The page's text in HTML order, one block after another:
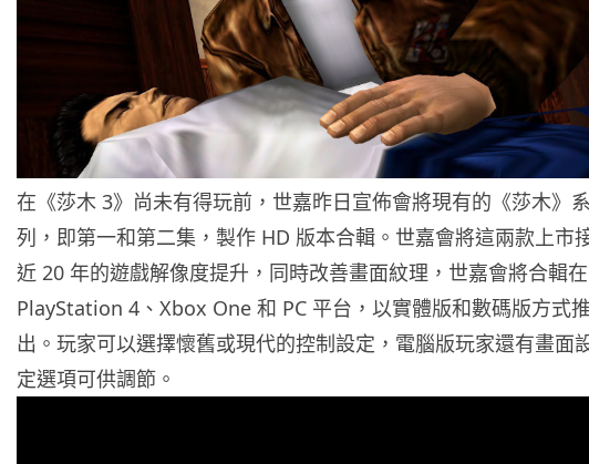
在《莎木 3》尚未有得玩前，世嘉昨日宣佈會將現有的《莎木》系
列，即第一和第二集，製作 HD 版本合輯。世嘉會將這兩款上市
近 20 年的遊戲解像度提升，同時改善畫面紋理，世嘉會將合輯在
PlayStation 4、Xbox One 和 PC 平台，以實體版和數碼版方式
出。玩家可以選擇懷舊或現代的控制設定，電腦版玩家還有畫面
定選項可供調節。